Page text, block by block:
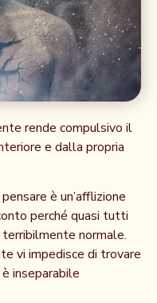
rende compulsivo il
e dalla propria
è un’afflizione
perché quasi tutti
normale.
vi impedisce di trovare
inseparabile